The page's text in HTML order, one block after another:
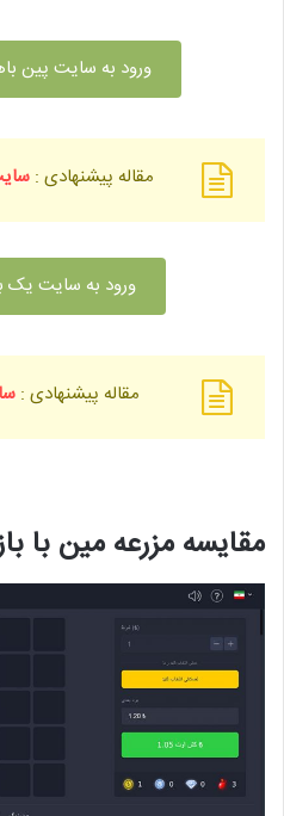
ورود به سایت پین
مقاله پیشنهادی :
ورود به سایت یک
مقاله پیشنهادی :
مقایسه مزرعه مین با